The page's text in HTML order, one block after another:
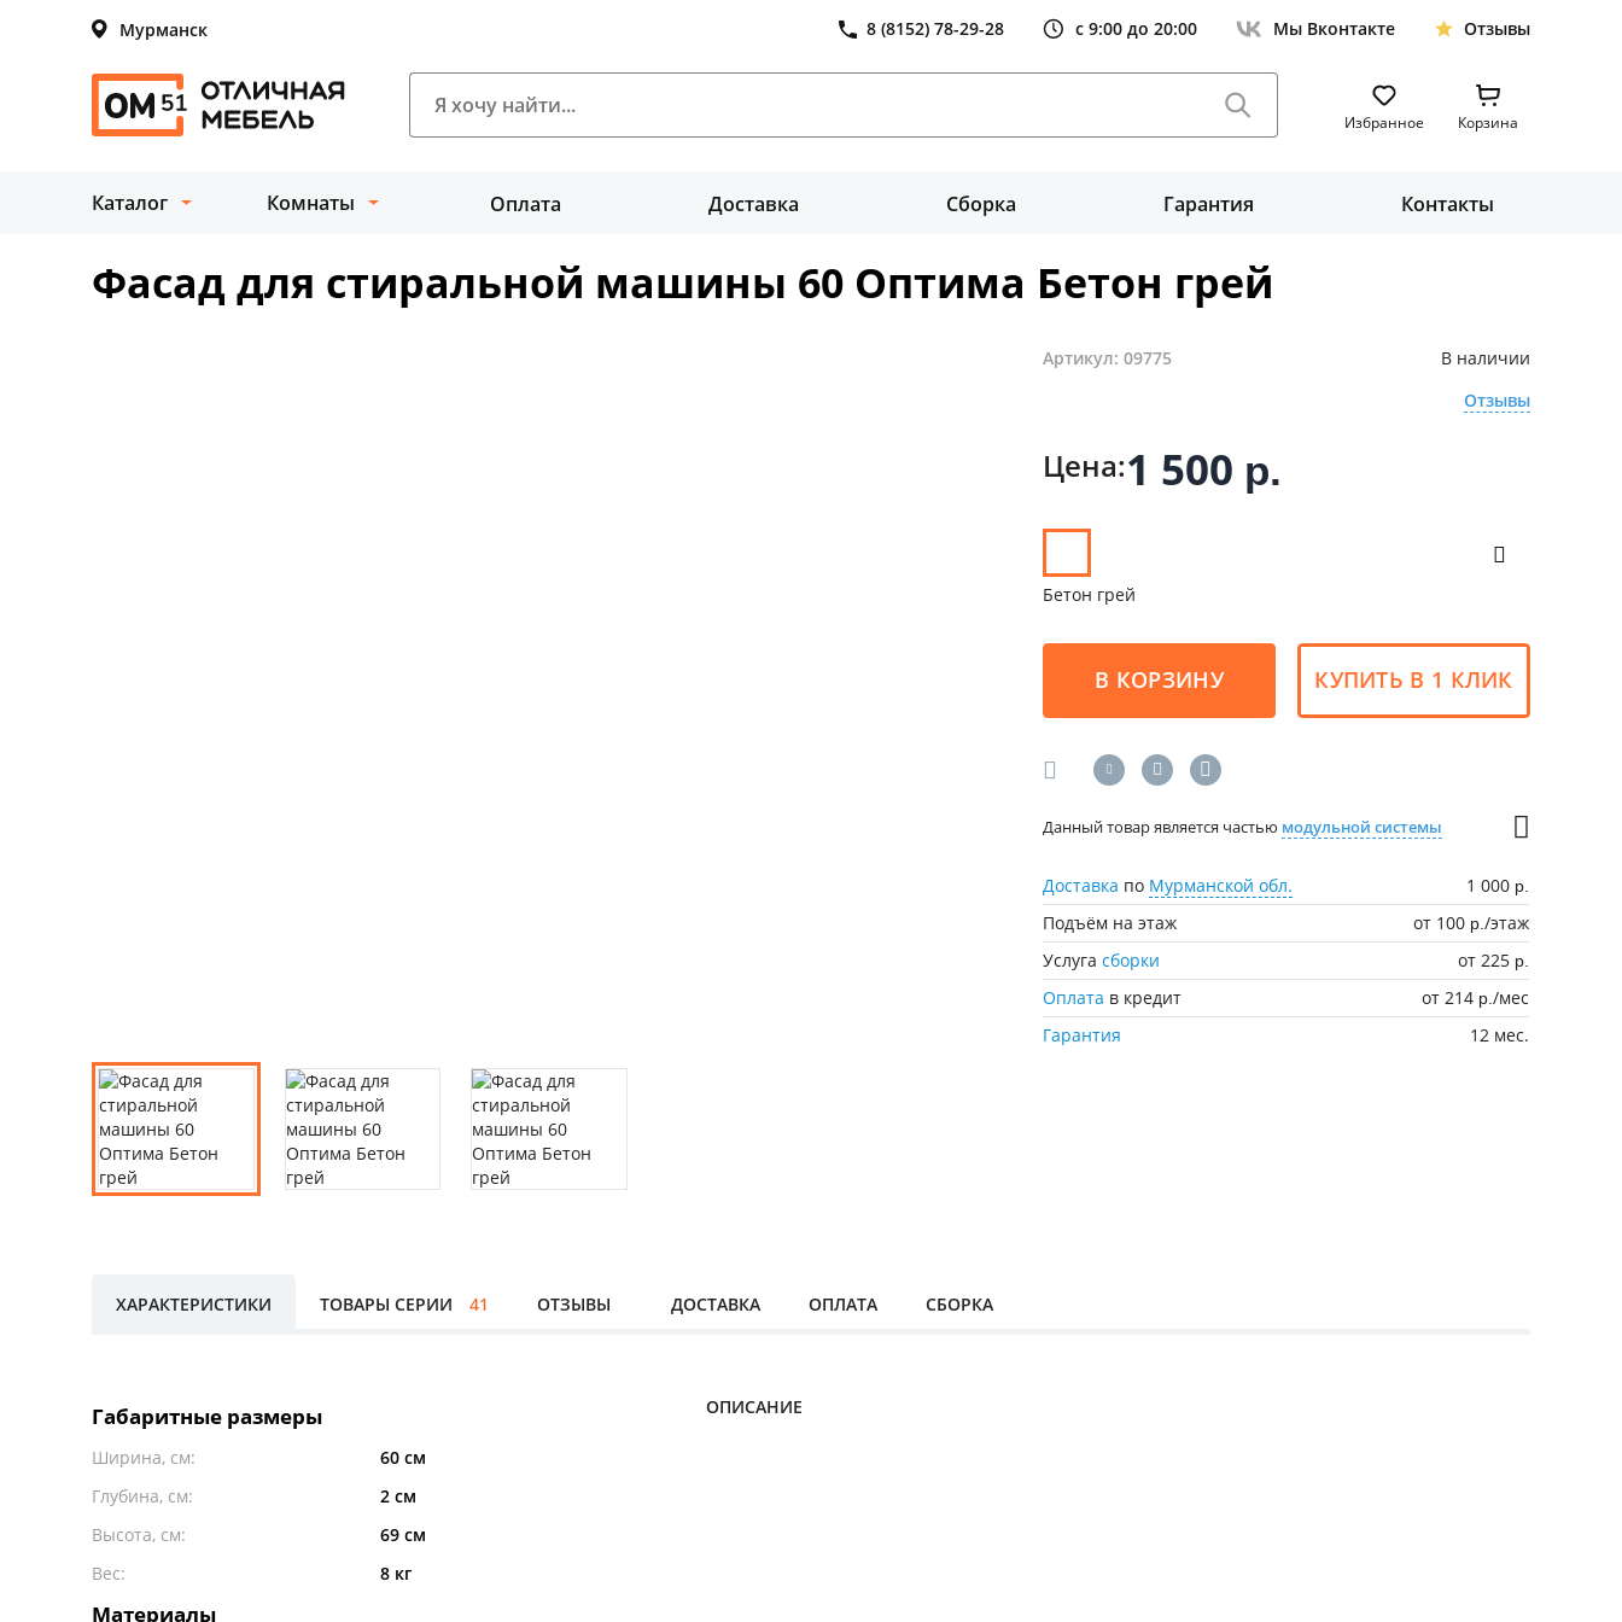
Мурманск 8 (8152) 78-29-28 с 9:00 до 20:00 Мы Вконтакте Отзывы
Избранное Корзина
Каталог Комнаты Оплата Доставка Сборка Гарантия Контакты
Фасад для стиральной машины 60 Оптима Бетон грей
Артикул: 09775
В наличии
Отзывы
Цена:1 500 р.
Бетон грей
В КОРЗИНУ КУПИТЬ В 1 КЛИК
Данный товар является частью модульной системы
Доставка по Мурманской обл. 1 000 р.
Подъём на этаж от 100 р./этаж
Услугасборки от 225 р.
Оплата в кредит от 214 р./мес
Гарантия
12 мес.
ХАРАКТЕРИСТИКИ ТОВАРЫ СЕРИИ 41 ОТЗЫВЫ ДОСТАВКА ОПЛАТА СБОРКА
Габаритные размеры
Ширина, см:
60 см
Глубина, см:
2 см
Высота, см:
69 см
Вес:
8 кг
Материалы
ОПИСАНИЕ